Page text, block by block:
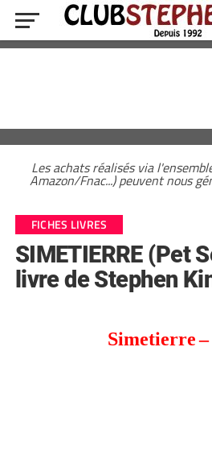
Les achats réalisés via
Amazon/Fnac...) peuvent nous
FICHES LIVRES
SIMETIERRE (Pet
livre de Stephen
Simetierre